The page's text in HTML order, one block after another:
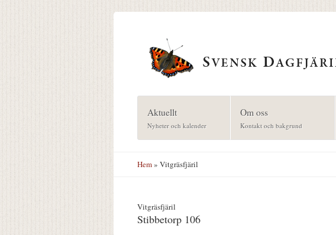
Aktuellt
Nyheter och kalender
Om oss
Kontakt och bakgrund
Hem» Vitgräsfjäril
Vitgräsfjäril
Stibbetorp 106